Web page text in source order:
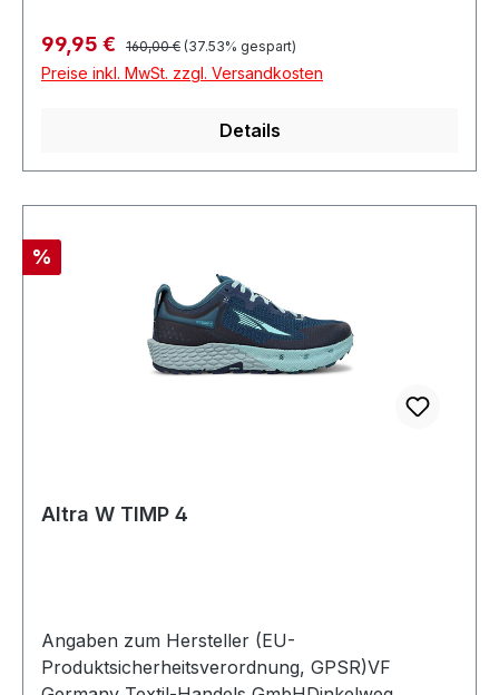
Verkaufspreis:
99,95 € Regulärer Preis:
160,00 € (37.53% gespart)
Preise inkl. MwSt. zzgl. Versandkosten
Details
Rabatt
%
Altra W TIMP 4
Angaben zum Hersteller (EU-
Produktsicherheitsverordnung, GPSR)VF